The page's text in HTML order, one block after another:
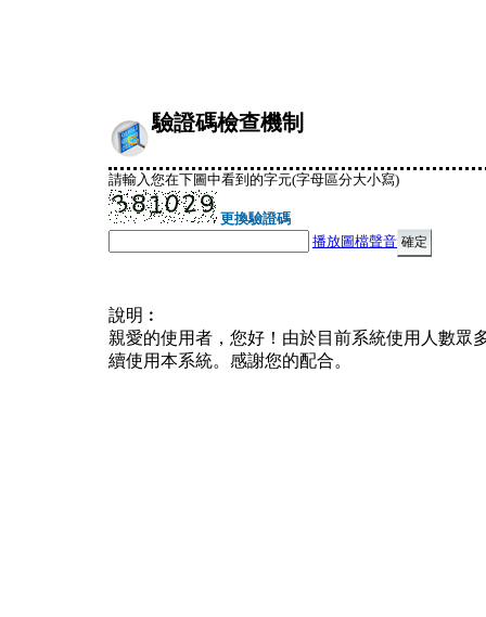
驗證碼檢查機制
請輸入您在下圖中看到的字元(字母區分大小寫)
更換驗證碼
播放圖檔聲音
說明︰
親愛的使用者，您好！由於目前系統使用人數眾
續使用本系統。感謝您的配合。